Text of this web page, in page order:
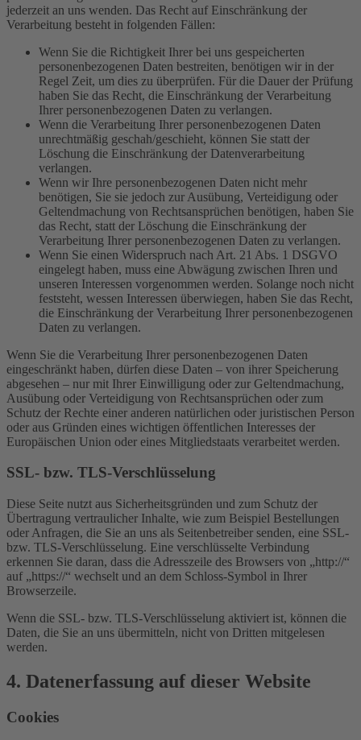
jederzeit an uns wenden. Das Recht auf Einschränkung der
Verarbeitung besteht in folgenden Fällen:
Wenn Sie die Richtigkeit Ihrer bei uns gespeicherten
personenbezogenen Daten bestreiten, benötigen wir in der
Regel Zeit, um dies zu überprüfen. Für die Dauer der Prüfung
haben Sie das Recht, die Einschränkung der Verarbeitung
Ihrer personenbezogenen Daten zu verlangen.
Wenn die Verarbeitung Ihrer personenbezogenen Daten
unrechtmäßig geschah/geschieht, können Sie statt der
Löschung die Einschränkung der Datenverarbeitung
verlangen.
Wenn wir Ihre personenbezogenen Daten nicht mehr
benötigen, Sie sie jedoch zur Ausübung, Verteidigung oder
Geltendmachung von Rechtsansprüchen benötigen, haben Sie
das Recht, statt der Löschung die Einschränkung der
Verarbeitung Ihrer personenbezogenen Daten zu verlangen.
Wenn Sie einen Widerspruch nach Art. 21 Abs. 1 DSGVO
eingelegt haben, muss eine Abwägung zwischen Ihren und
unseren Interessen vorgenommen werden. Solange noch nicht
feststeht, wessen Interessen überwiegen, haben Sie das Recht,
die Einschränkung der Verarbeitung Ihrer personenbezogenen
Daten zu verlangen.
Wenn Sie die Verarbeitung Ihrer personenbezogenen Daten
eingeschränkt haben, dürfen diese Daten – von ihrer Speicherung
abgesehen – nur mit Ihrer Einwilligung oder zur Geltendmachung,
Ausübung oder Verteidigung von Rechtsansprüchen oder zum
Schutz der Rechte einer anderen natürlichen oder juristischen Person
oder aus Gründen eines wichtigen öffentlichen Interesses der
Europäischen Union oder eines Mitgliedstaats verarbeitet werden.
SSL- bzw. TLS-Verschlüsselung
Diese Seite nutzt aus Sicherheitsgründen und zum Schutz der
Übertragung vertraulicher Inhalte, wie zum Beispiel Bestellungen
oder Anfragen, die Sie an uns als Seitenbetreiber senden, eine SSL-
bzw. TLS-Verschlüsselung. Eine verschlüsselte Verbindung
erkennen Sie daran, dass die Adresszeile des Browsers von „http://“
auf „https://“ wechselt und an dem Schloss-Symbol in Ihrer
Browserzeile.
Wenn die SSL- bzw. TLS-Verschlüsselung aktiviert ist, können die
Daten, die Sie an uns übermitteln, nicht von Dritten mitgelesen
werden.
4. Datenerfassung auf dieser Website
Cookies